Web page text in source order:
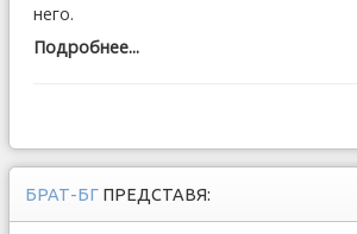
него.
Подробнее...
БРАТ-БГ ПРЕДСТАВЯ: